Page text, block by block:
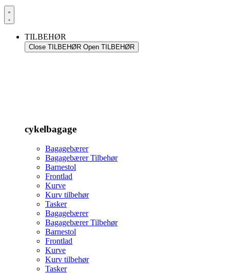
TILBEHØR
Close TILBEHØR Open TILBEHØR
cykelbagage
Bagagebærer
Bagagebærer Tilbehør
Barnestol
Frontlad
Kurve
Kurv tilbehør
Tasker
Bagagebærer
Bagagebærer Tilbehør
Barnestol
Frontlad
Kurve
Kurv tilbehør
Tasker